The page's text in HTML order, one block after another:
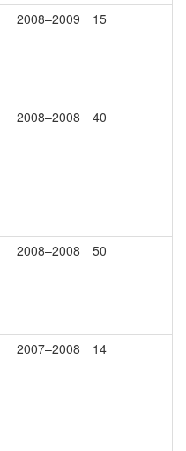
2008–2009 15
2008–2008 40
2008–2008 50
2007–2008 14